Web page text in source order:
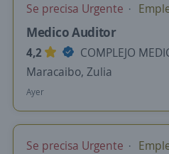
Se precisa Urgente
Medico Auditor
4,2
COMPLEJO
Maracaibo, Zulia
Ayer
Se precisa Urgente